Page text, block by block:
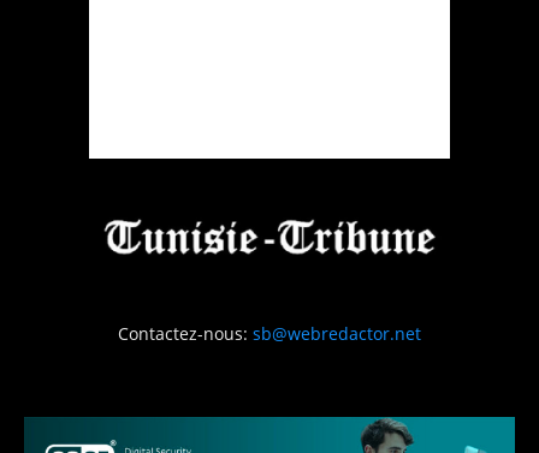
Contactez-nous: sb@webredactor.net